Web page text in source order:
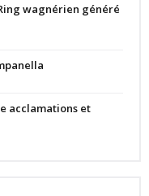
wagnérien généré
acclamations et